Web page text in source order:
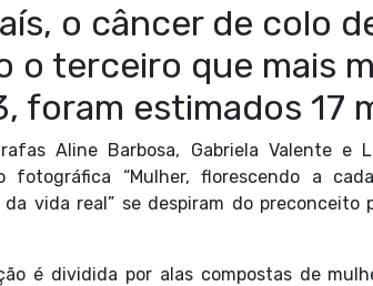
o câncer de colo
o terceiro que mais
foram estimados 17
Aline Barbosa, Gabriela Valente e
fotográfica “Mulher, florescendo a
da vida real” se despiram do
é dividida por alas compostas de